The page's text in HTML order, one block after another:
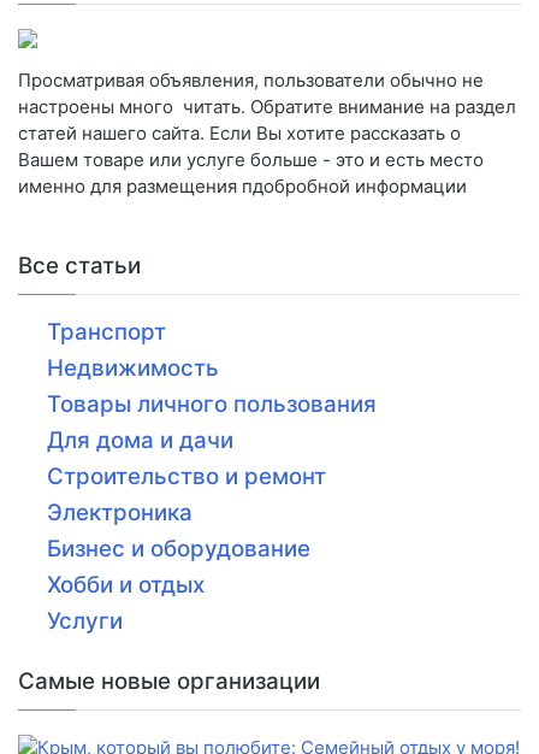
Просматривая объявления, пользователи обычно не
настроены много читать. Обратите внимание на раздел
статей нашего сайта. Если Вы хотите рассказать о
Вашем товаре или услуге больше - это и есть место
именно для размещения пдобробной информации
Все статьи
Транспорт
Недвижимость
Товары личного пользования
Для дома и дачи
Строительство и ремонт
Электроника
Бизнес и оборудование
Хобби и отдых
Услуги
Самые новые организации